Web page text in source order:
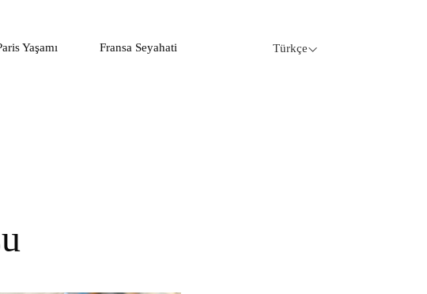
Yaşamı Fransa Seyahati Türkçe